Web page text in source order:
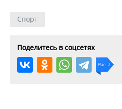
Спорт
Поделитесь в соцсетях